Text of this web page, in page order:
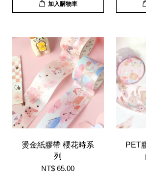
加入購物車
燙金紙膠帶 櫻花時系
列
NT$ 65.00
PET